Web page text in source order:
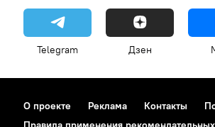
Telegram Дзен
О проекте Реклама Контакты